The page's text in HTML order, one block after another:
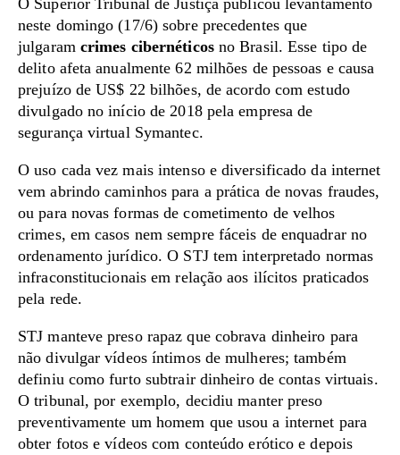
O Superior Tribunal de Justiça publicou levantamento
neste domingo (17/6) sobre precedentes que
julgaram crimes cibernéticosno Brasil. Esse tipo de
delito afeta anualmente 62 milhões de pessoas e causa
prejuízo de US$ 22 bilhões, de acordo com estudo
divulgado no início de 2018 pela empresa de
segurança virtual Symantec.
O uso cada vez mais intenso e diversificado da internet
vem abrindo caminhos para a prática de novas fraudes,
ou para novas formas de cometimento de velhos
crimes, em casos nem sempre fáceis de enquadrar no
ordenamento jurídico. O STJ tem interpretado normas
infraconstitucionais em relação aos ilícitos praticados
pela rede.
STJ manteve preso rapaz que cobrava dinheiro para
não divulgar vídeos íntimos de mulheres; também
definiu como furto subtrair dinheiro de contas virtuais.
O tribunal, por exemplo, decidiu manter preso
preventivamente um homem que usou a internet para
obter fotos e vídeos com conteúdo erótico e depois